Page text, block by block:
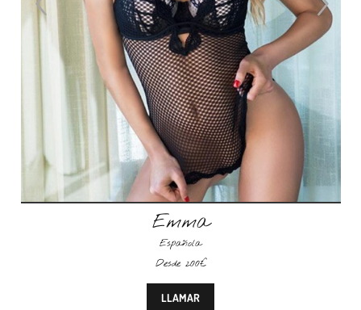
Emma
Española
Desde 200€
LLAMAR